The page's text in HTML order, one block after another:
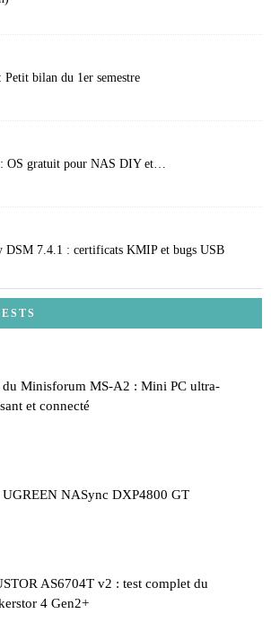
Petit bilan du 1er semestre
OS gratuit pour NAS DIY et…
DSM 7.4.1 : certificats KMIP et bugs USB
du Minisforum MS-A2 : Mini PC ultra-
et connecté
UGREEN NASync DXP4800 GT
AS6704T v2 : test complet du
4 Gen2+